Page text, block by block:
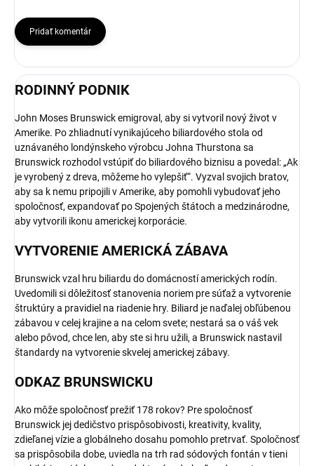
Pridať komentár
RODINNÝ PODNIK
John Moses Brunswick emigroval, aby si vytvoril nový život v
Amerike. Po zhliadnutí vynikajúceho biliardového stola od
uznávaného londýnskeho výrobcu Johna Thurstona sa
Brunswick rozhodol vstúpiť do biliardového biznisu a povedal: „Ak
je vyrobený z dreva, môžeme ho vylepšiť“. Vyzval svojich bratov,
aby sa k nemu pripojili v Amerike, aby pomohli vybudovať jeho
spoločnosť, expandovať po Spojených štátoch a medzinárodne,
aby vytvorili ikonu americkej korporácie.
VYTVORENIE AMERICKÁ ZÁBAVA
Brunswick vzal hru biliardu do domácností amerických rodín.
Uvedomili si dôležitosť stanovenia noriem pre súťaž a vytvorenie
štruktúry a pravidiel na riadenie hry. Biliard je naďalej obľúbenou
zábavou v celej krajine a na celom svete; nestará sa o váš vek
alebo pôvod, chce len, aby ste si hru užili, a Brunswick nastavil
štandardy na vytvorenie skvelej americkej zábavy.
ODKAZ BRUNSWICKU
Ako môže spoločnosť prežiť 178 rokov? Pre spoločnosť
Brunswick jej dedičstvo prispôsobivosti, kreativity, kvality,
zdieľanej vízie a globálneho dosahu pomohlo pretrvať. Spoločnosť
sa prispôsobila dobe, uviedla na trh rad sódových fontán v tieni